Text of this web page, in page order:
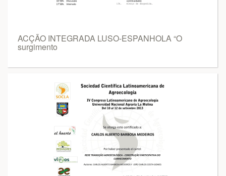
ACÇÃO INTEGRADA LUSO-ESPANHOLA “O
surgimento